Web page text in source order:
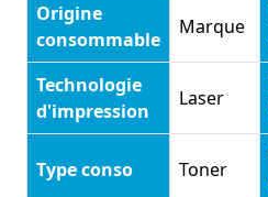
Origine
consommable
Marque
Technologie
d'impression
Laser
Type conso Toner